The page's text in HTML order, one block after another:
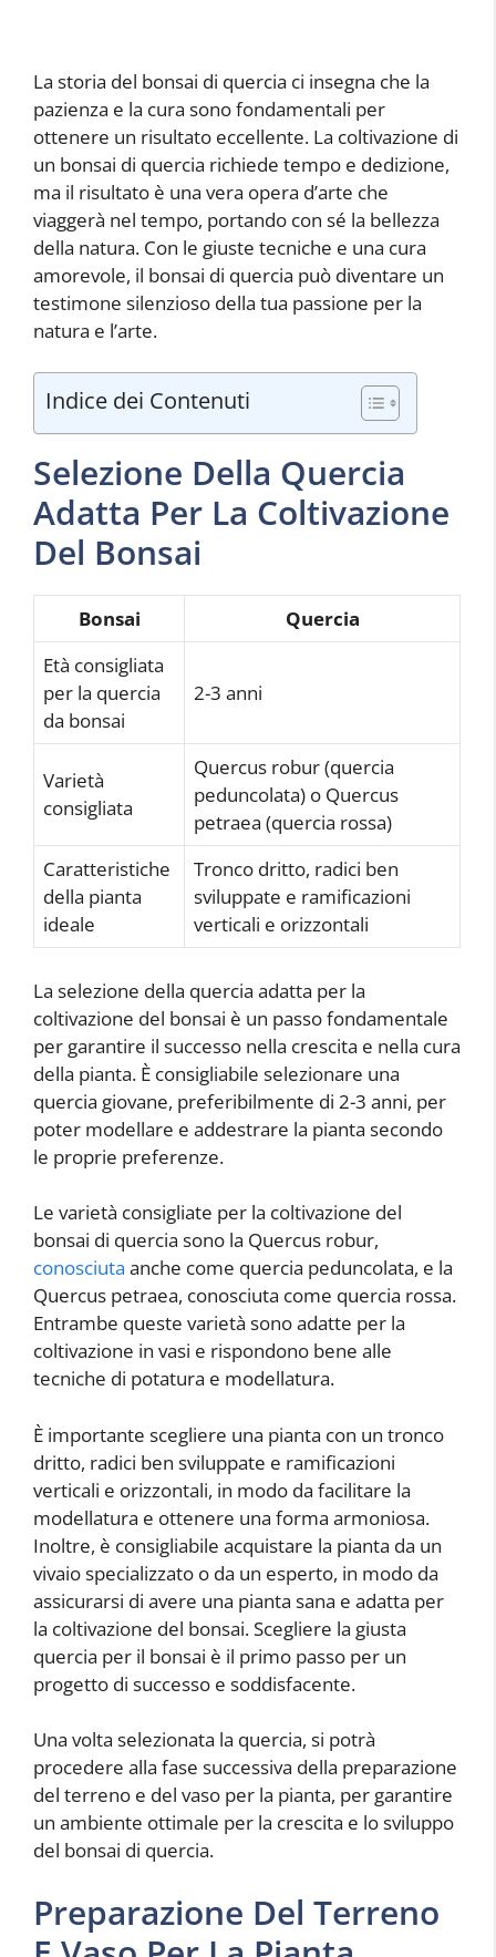
La storia del bonsai di quercia ci insegna che la
pazienza e la cura sono fondamentali per
ottenere un risultato eccellente. La coltivazione di
un bonsai di quercia richiede tempo e dedizione,
ma il risultato è una vera opera d’arte che
viaggerà nel tempo, portando con sé la bellezza
della natura. Con le giuste tecniche e una cura
amorevole, il bonsai di quercia può diventare un
testimone silenzioso della tua passione per la
natura e l’arte.
Indice dei Contenuti
Selezione Della Quercia
Adatta Per La Coltivazione
Del Bonsai
Bonsai
Quercia
Età consigliata
per la quercia
da bonsai
2-3 anni
Varietà
consigliata
Quercus robur (quercia
peduncolata) o Quercus
petraea (quercia rossa)
Caratteristiche
della pianta
ideale
Tronco dritto, radici ben
sviluppate e ramificazioni
verticali e orizzontali
La selezione della quercia adatta per la
coltivazione del bonsai è un passo fondamentale
per garantire il successo nella crescita e nella cura
della pianta. È consigliabile selezionare una
quercia giovane, preferibilmente di 2-3 anni, per
poter modellare e addestrare la pianta secondo
le proprie preferenze.
Le varietà consigliate per la coltivazione del
bonsai di quercia sono la Quercus robur,
conosciuta anche come quercia peduncolata, e la
Quercus petraea, conosciuta come quercia rossa.
Entrambe queste varietà sono adatte per la
coltivazione in vasi e rispondono bene alle
tecniche di potatura e modellatura.
È importante scegliere una pianta con un tronco
dritto, radici ben sviluppate e ramificazioni
verticali e orizzontali, in modo da facilitare la
modellatura e ottenere una forma armoniosa.
Inoltre, è consigliabile acquistare la pianta da un
vivaio specializzato o da un esperto, in modo da
assicurarsi di avere una pianta sana e adatta per
la coltivazione del bonsai. Scegliere la giusta
quercia per il bonsai è il primo passo per un
progetto di successo e soddisfacente.
Una volta selezionata la quercia, si potrà
procedere alla fase successiva della preparazione
del terreno e del vaso per la pianta, per garantire
un ambiente ottimale per la crescita e lo sviluppo
del bonsai di quercia.
Preparazione Del Terreno